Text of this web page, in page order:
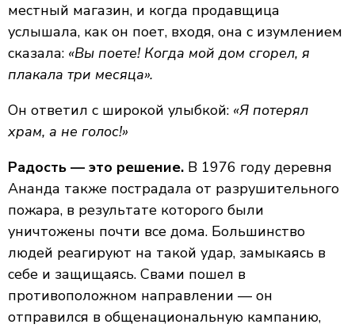
местный магазин, и когда продавщица
услышала, как он поет, входя, она с изумлением
сказала: «Вы поете! Когда мой дом сгорел, я
плакала три месяца».
Он ответил с широкой улыбкой: «Я потерял
храм, а не голос!»
Радость — это решение. В 1976 году деревня
Ананда также пострадала от разрушительного
пожара, в результате которого были
уничтожены почти все дома. Большинство
людей реагируют на такой удар, замыкаясь в
себе и защищаясь. Свами пошел в
противоположном направлении — он
отправился в общенациональную кампанию,